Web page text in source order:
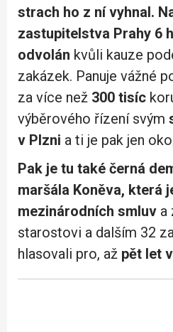
strach ho z ní vyhnal.
zastupitelstva Prahy 6
odvolán kvůli kauze
zakázek. Panuje vážné
za více než 300 tisíc
výběrového řízení svým
v Plzni a ti je pak jen
Pak je tu také černá
maršála Koněva, která
mezinárodních smluv a
starostovi a dalším 32
hlasovali pro, až pět let